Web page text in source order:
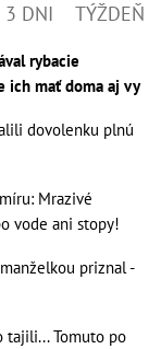
3 DNI TÝŽDEŇ
rybacie
ich mať doma aj vy
dovolenku plnú
Mrazivé
vode ani stopy!
priznal -
tajili... Tomuto po